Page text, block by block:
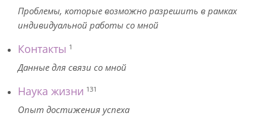
Проблемы, которые возможно разрешить в рамках
индивидуальной работы со мной
Контакты 1
Данные для связи со мной
Наука жизни 131
Опыт достижения успеха